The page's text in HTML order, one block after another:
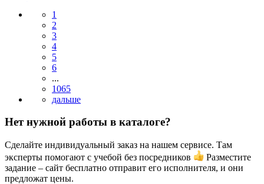
1
2
3
4
5
6
...
1065
Нет нужной работы в каталоге?
Сделайте индивидуальный заказ на нашем сервисе. Там
эксперты помогают с учебой без посредников
Разместите
задание – сайт бесплатно отправит его исполнителя, и они
предложат цены.